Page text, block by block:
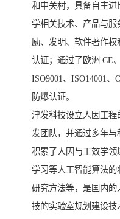
和中关村，具备自主
学相关技术、产品与
励、发明、软件著作权
认证；通过了欧洲 CE
ISO9001、ISO14001、
防爆认证。
津发科技设立人因工
发团队，并通过多年与
积累了人因与工效学
学习等人工智能算法
研究方法等，是国内
技的实验室规划建设